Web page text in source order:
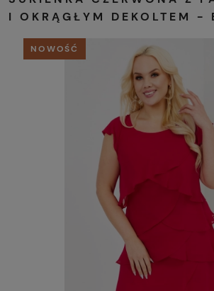
I OKRĄGŁYM DEKOLTEM -
NOWOŚĆ